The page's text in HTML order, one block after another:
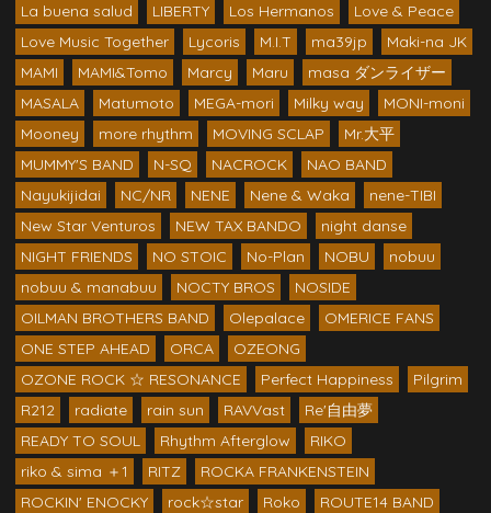
La buena salud
LIBERTY Los Hermanos
Love & Peace
Love Music Together
Lycoris M.I.T ma39jp
Maki-na JK
MAMI
MAMI&Tomo Marcy Maru
masa ダンライザー
MASALA
Matumoto MEGA-mori Milky way
MONI-moni
Mooney
more rhythm MOVING SCLAP
Mr.大平
MUMMY'S BAND
N-SQ NACROCK
NAO BAND
Nayukijidai
NC/NR NENE Nene & Waka
nene-TIBI
New Star Venturos
NEW TAX BANDO
night danse
NIGHT FRIENDS
NO STOIC No-Plan NOBU
nobuu
nobuu & manabuu
NOCTY BROS
NOSIDE
OILMAN BROTHERS BAND
Olepalace
OMERICE FANS
ONE STEP AHEAD
ORCA
OZEONG
OZONE ROCK ☆ RESONANCE
Perfect Happiness
Pilgrim
R212
radiate rain sun RAVVast
Re'自由夢
READY TO SOUL
Rhythm Afterglow
RIKO
riko & sima ＋1
RITZ
ROCKA FRANKENSTEIN
ROCKIN' ENOCKY
rock☆star Roko
ROUTE14 BAND